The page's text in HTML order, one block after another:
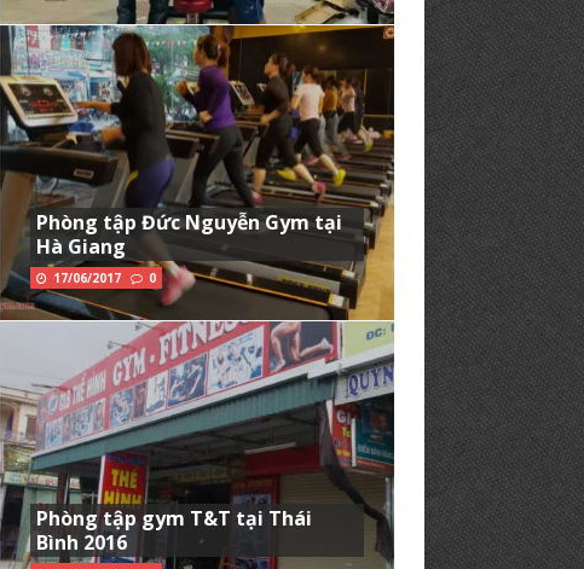
Phòng tập Đức Nguyễn Gym tại
Hà Giang
17/06/2017 0
Phòng tập gym T&T tại Thái
Bình 2016